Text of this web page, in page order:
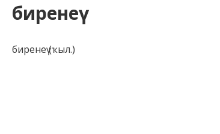
биренеү
биренеү (ҡыл.)